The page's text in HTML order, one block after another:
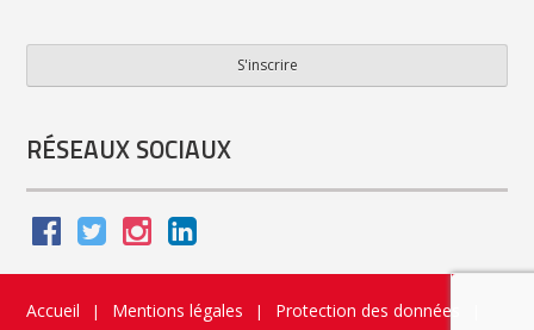
S'inscrire
Number *
RÉSEAUX SOCIAUX
Accueil | Mentions légales | Protection des données